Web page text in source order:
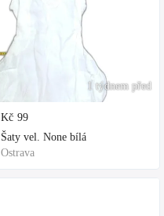
1 týdnem před
Kč 99
Šaty vel. None bílá
Ostrava